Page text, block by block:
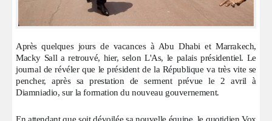
Après quelques jours de vacances à Abu Dhabi et Marrakech,
Macky Sall a retrouvé, hier, selon L'As, le palais présidentiel. Le
journal de révéler que le président de la République va très vite se
pencher, après sa prestation de serment prévue le 2 avril à
Diamniadio, sur la formation du nouveau gouvernement.